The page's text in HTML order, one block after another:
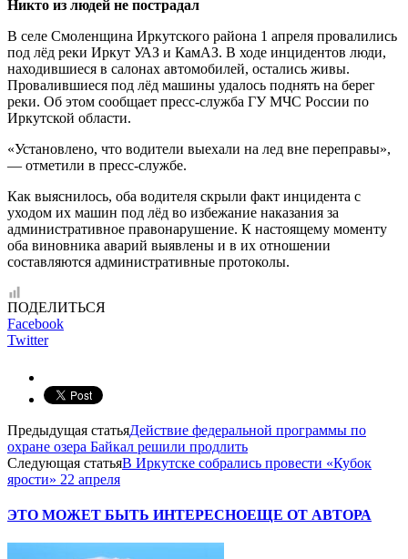
Никто из людей не пострадал
В селе Смоленщина Иркутского района 1 апреля провалились
под лёд реки Иркут УАЗ и КамАЗ. В ходе инцидентов люди,
находившиеся в салонах автомобилей, остались живы.
Провалившиеся под лёд машины удалось поднять на берег
реки. Об этом сообщает пресс-служба ГУ МЧС России по
Иркутской области.
«Установлено, что водители выехали на лед вне переправы»,
— отметили в пресс-службе.
Как выяснилось, оба водителя скрыли факт инцидента с
уходом их машин под лёд во избежание наказания за
административное правонарушение. К настоящему моменту
оба виновника аварий выявлены и в их отношении
составляются административные протоколы.
ПОДЕЛИТЬСЯ
Facebook
Twitter
Предыдущая статьяДействие федеральной программы по
охране озера Байкал решили продлить
Следующая статьяВ Иркутске собрались провести «Кубок
ярости» 22 апреля
ЭТО МОЖЕТ БЫТЬ ИНТЕРЕСНОЕЩЕ ОТ АВТОРА